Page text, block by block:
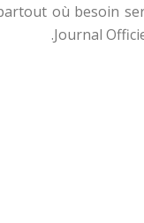
où besoin
Journal